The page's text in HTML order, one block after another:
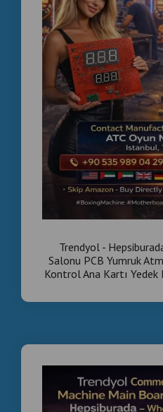
Trendyol -
Salonu PCB Yumruk
Kontrol Ana Kartı Yedek